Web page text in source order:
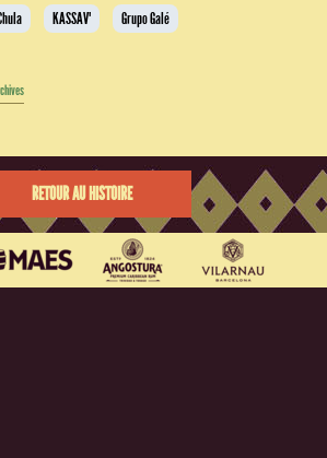
KASSAV' Grupo Galé
RETOUR AU HISTOIRE